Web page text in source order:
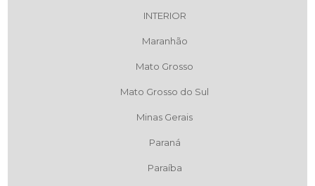
INTERIOR
Maranhão
Mato Grosso
Mato Grosso do Sul
Minas Gerais
Paraná
Paraíba